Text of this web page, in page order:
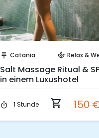
push_pin Catania spa Relax &
Salt Massage Ritual &
in einem Luxushotel
timer 1 Stunde shopping_cart 150